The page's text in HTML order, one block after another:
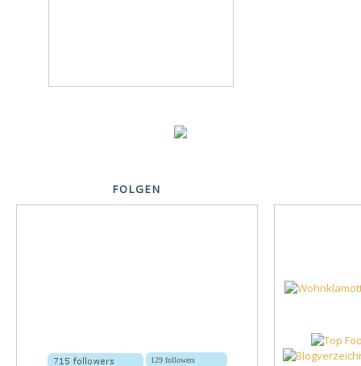
FOLGEN
129 followers